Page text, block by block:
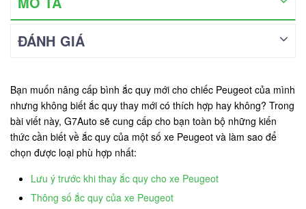
ĐÁNH GIÁ
Bạn muốn nâng cấp bình ắc quy mới cho chiếc Peugeot của mình
nhưng không biết ắc quy thay mới có thích hợp hay không? Trong
bài viết này, G7Auto sẽ cung cấp cho bạn toàn bộ những kiến
thức cần biết về ắc quy của một số xe Peugeot và làm sao để
chọn được loại phù hợp nhất:
Lưu ý trước khi thay ắc quy cho xe Peugeot
Thông số ắc quy của xe Peugeot